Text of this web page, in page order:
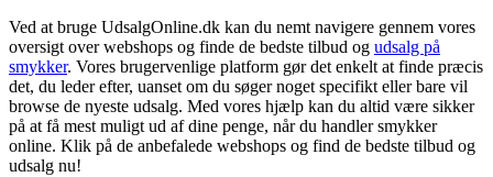
Ved at bruge UdsalgOnline.dk kan du nemt navigere gennem vores
oversigt over webshops og finde de bedste tilbud og udsalg på
smykker. Vores brugervenlige platform gør det enkelt at finde præcis
det, du leder efter, uanset om du søger noget specifikt eller bare vil
browse de nyeste udsalg. Med vores hjælp kan du altid være sikker
på at få mest muligt ud af dine penge, når du handler smykker
online. Klik på de anbefalede webshops og find de bedste tilbud og
udsalg nu!